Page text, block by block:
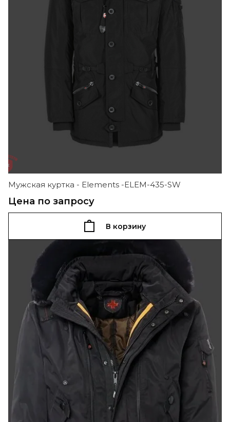
Мужская куртка - Elements -ELEM-435-SW
Цена по запросу
В корзину